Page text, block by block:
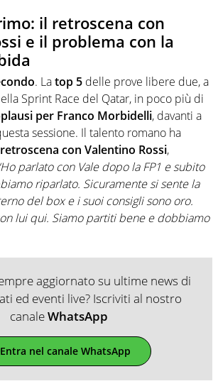
il retroscena con
e il problema con la
. Latop 5 delle prove libere due, a
Sprint Race del Qatar, in poco più di
per Franco Morbidelli, davanti a
sessione. Il talento romano ha
con Valentino Rossi,
parlato con Vale dopo la FP1 e subito
riparlato. Sicuramente si sente la
del box e i suoi consigli sono oro.
lui qui. Siamo partiti bene e dobbiamo
aggiornato su ultime news di
ed eventi live? Iscriviti al nostro
canaleWhatsApp
Entra nel canale WhatsApp